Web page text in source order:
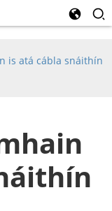
is atá cábla snáithín